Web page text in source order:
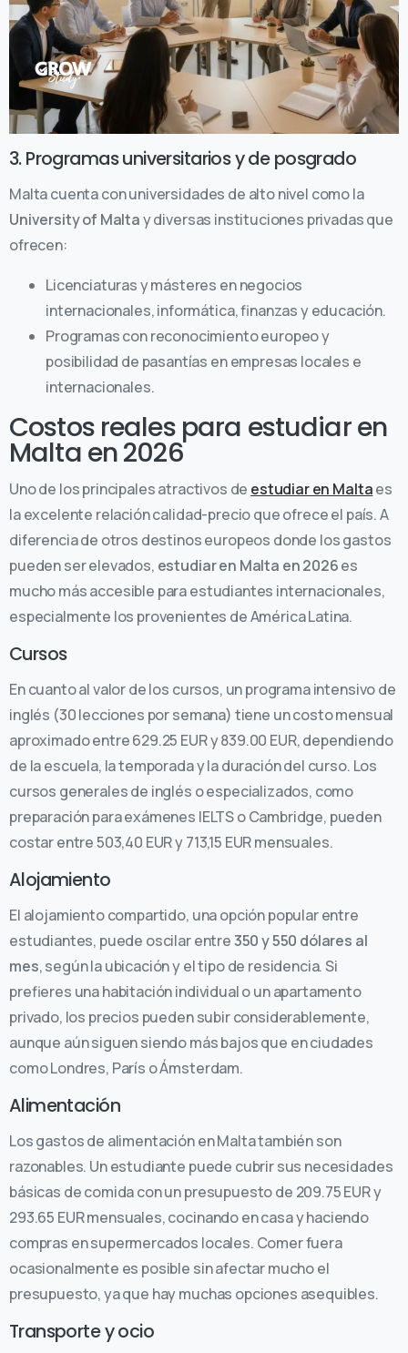
3. Programas universitarios y de posgrado
Malta cuenta con universidades de alto nivel como la
University of Maltay diversas instituciones privadas que
ofrecen:
Licenciaturas y másteres en negocios
internacionales, informática, finanzas y educación.
Programas con reconocimiento europeo y
posibilidad de pasantías en empresas locales e
internacionales.
Costos reales para estudiar en
Malta en 2026
Uno de los principales atractivos de estudiar en Maltaes
la excelente relación calidad-precio que ofrece el país. A
diferencia de otros destinos europeos donde los gastos
pueden ser elevados, estudiar en Malta en 2026es
mucho más accesible para estudiantes internacionales,
especialmente los provenientes de América Latina.
Cursos
En cuanto al valor de los cursos, un programa intensivo de
inglés (30 lecciones por semana) tiene un costo mensual
aproximado entre 629.25 EUR y 839.00 EUR, dependiendo
de la escuela, la temporada y la duración del curso. Los
cursos generales de inglés o especializados, como
preparación para exámenes IELTS o Cambridge, pueden
costar entre 503,40 EUR y 713,15 EUR mensuales.
Alojamiento
El alojamiento compartido, una opción popular entre
estudiantes, puede oscilar entre350 y 550 dólares al
mes, según la ubicación y el tipo de residencia. Si
prefieres una habitación individual o un apartamento
privado, los precios pueden subir considerablemente,
aunque aún siguen siendo más bajos que en ciudades
como Londres, París o Ámsterdam.
Alimentación
Los gastos de alimentación en Malta también son
razonables. Un estudiante puede cubrir sus necesidades
básicas de comida con un presupuesto de 209.75 EUR y
293.65 EUR mensuales, cocinando en casa y haciendo
compras en supermercados locales. Comer fuera
ocasionalmente es posible sin afectar mucho el
presupuesto, ya que hay muchas opciones asequibles.
Transporte y ocio